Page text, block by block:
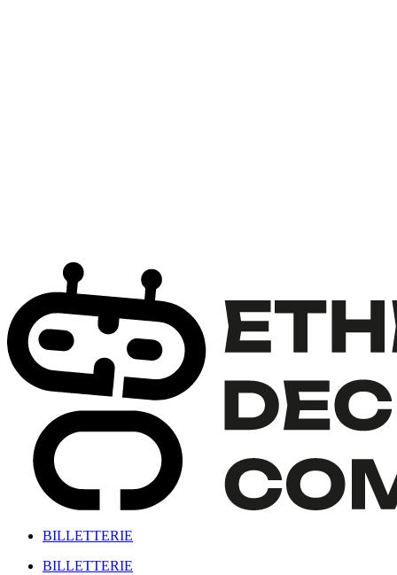
BILLETTERIE
Menu
BILLETTERIE